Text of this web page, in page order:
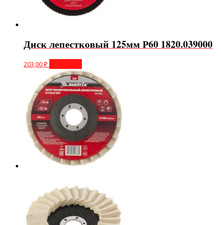
Диск лепестковый 125мм Р60 1820.039000
203,00₽